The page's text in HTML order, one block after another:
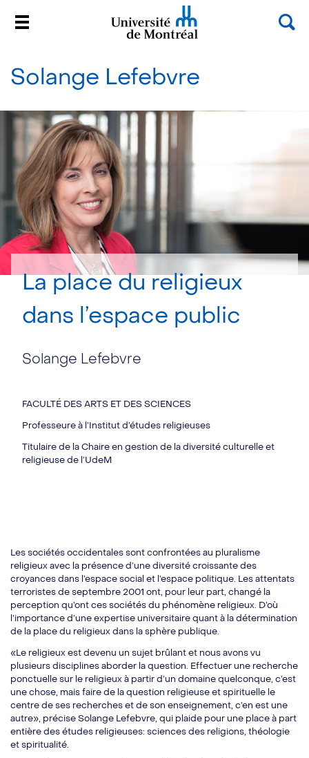
au
contenu
Solange Lefebvre
La place du religieux
dans l’espace public
Solange Lefebvre
FACULTÉ DES ARTS ET DES SCIENCES
Professeure à l’Institut d’études religieuses
Titulaire de la Chaire en gestion de la diversité culturelle et
religieuse de l’UdeM
Les sociétés occidentales sont confrontées au pluralisme
religieux avec la présence d’une diversité croissante des
croyances dans l’espace social et l’espace politique. Les attentats
terroristes de septembre 2001 ont, pour leur part, changé la
perception qu’ont ces sociétés du phénomène religieux. D’où
l’importance d’une expertise universitaire quant à la détermination
de la place du religieux dans la sphère publique.
«Le religieux est devenu un sujet brûlant et nous avons vu
plusieurs disciplines aborder la question. Effectuer une recherche
ponctuelle sur le religieux à partir d’un domaine quelconque, c’est
une chose, mais faire de la question religieuse et spirituelle le
centre de ses recherches et de son enseignement, c’en est une
autre», précise Solange Lefebvre, qui plaide pour une place à part
entière des études religieuses: sciences des religions, théologie
et spiritualité.